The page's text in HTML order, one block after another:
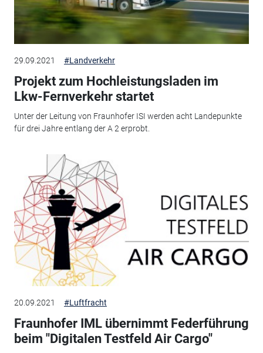
29.09.2021 #Landverkehr
Projekt zum Hochleistungsladen im
Lkw-Fernverkehr startet
Unter der Leitung von Fraunhofer ISI werden acht Landepunkte
für drei Jahre entlang der A 2 erprobt.
20.09.2021 #Luftfracht
Fraunhofer IML übernimmt Federführung
beim "Digitalen Testfeld Air Cargo"